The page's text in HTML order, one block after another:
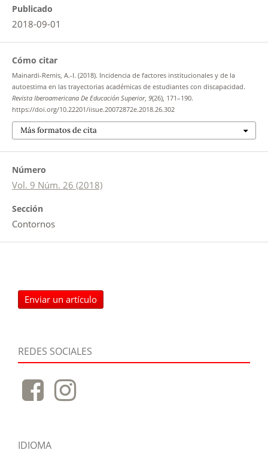
Publicado
2018-09-01
Cómo citar
Mainardi-Remis, A.-I. (2018). Incidencia de factores institucionales y de la
autoestima en las trayectorias académicas de estudiantes con discapacidad.
Revista Iberoamericana De Educación Superior, 9(26), 171–190.
https://doi.org/10.22201/iisue.20072872e.2018.26.302
Más formatos de cita
Número
Vol. 9 Núm. 26 (2018)
Sección
Contornos
Enviar un artículo
REDES SOCIALES
IDIOMA